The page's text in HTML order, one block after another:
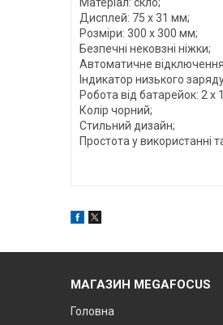
Матеріал: скло;
Дисплей: 75 x 31 мм;
Розміри: 300 х 300 мм;
Безпечні нековзні ніжки;
Автоматичне
Індикатор низького
Робота від батарейок: 2
Колір чорний;
Стильний дизайн;
Простота у використанні
МАГАЗИН MEGAFOCUS
Головна